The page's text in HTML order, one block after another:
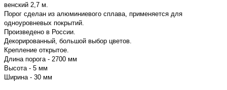
венский 2,7 м.
Порог сделан из алюминиевого сплава, применяется для
одноуровневых покрытий.
Произведено в России.
Декорированный, большой выбор цветов.
Крепление открытое.
Длина порога - 2700 мм
Высота - 5 мм
Ширина - 30 мм